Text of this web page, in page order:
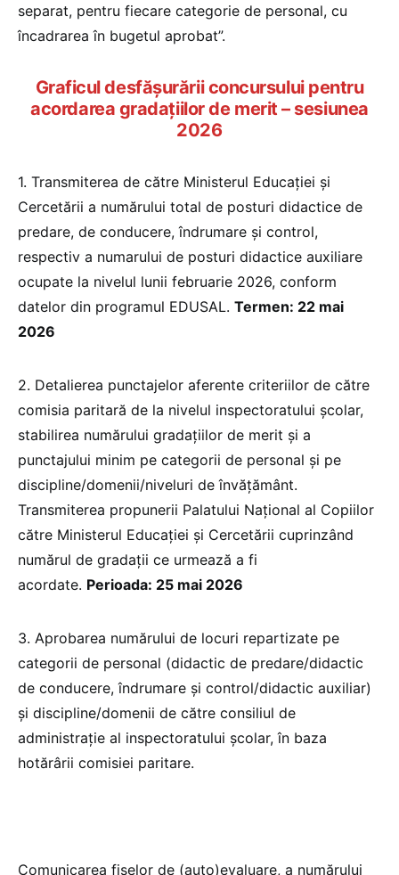
separat, pentru fiecare categorie de personal, cu
încadrarea în bugetul aprobat”.
Graficul desfăşurării concursului pentru
acordarea gradaţiilor de merit – sesiunea
2026
1. Transmiterea de către Ministerul Educației și
Cercetării a numărului total de posturi didactice de
predare, de conducere, îndrumare și control,
respectiv a numarului de posturi didactice auxiliare
ocupate la nivelul lunii februarie 2026, conform
datelor din programul EDUSAL. Termen: 22 mai
2026
2. Detalierea punctajelor aferente criteriilor de către
comisia paritară de la nivelul inspectoratului şcolar,
stabilirea numărului gradaţiilor de merit şi a
punctajului minim pe categorii de personal şi pe
discipline/domenii/niveluri de învăţământ.
Transmiterea propunerii Palatului Naţional al Copiilor
către Ministerul Educației și Cercetării cuprinzând
numărul de gradaţii ce urmează a fi
acordate. Perioada: 25 mai 2026
3. Aprobarea numărului de locuri repartizate pe
categorii de personal (didactic de predare/didactic
de conducere, îndrumare şi control/didactic auxiliar)
şi discipline/domenii de către consiliul de
administraţie al inspectoratului şcolar, în baza
hotărârii comisiei paritare.
Comunicarea fişelor de (auto)evaluare, a numărului